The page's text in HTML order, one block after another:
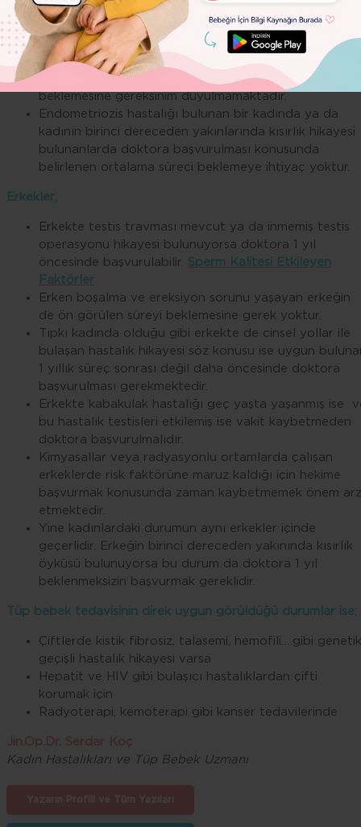
Söz konusu kadına cinsel yolla bir hastalık bulaşmış
de kısırlık sorunu açısından doktora başvurması için 1
sene kadar beklemesine lüzum yoktur.
Kadın istenmeyen gebeliklerden korunmak için daha
önceden spiral kullanmış ise de öngörülen süreci
beklemesine gereksinim duyulmamaktadır.
Endometriozis hastalığı bulunan bir kadında ya da
kadının birinci dereceden yakınlarında kısırlık hikayesi
bulunanlarda doktora başvurulması konusunda
belirlenen ortalama süreci beklemeye ihtiyaç yoktur.
Erkekler;
Erkekte testis travması mevcut ya da inmemiş testis
operasyonu hikayesi bulunuyorsa doktora 1 yıl
öncesinde başvurulabilir. Sperm Kalitesi Etkileyen
Faktörler
Erken boşalma ve ereksiyon sorunu yaşayan erkeğin
de ön görülen süreyi beklemesine gerek yoktur.
Tıpkı kadında olduğu gibi erkekte de cinsel yollar ile
bulaşan hastalık hikayesi söz konusu ise uygun
1 yıllık süreç sonrası değil daha öncesinde doktora
başvurulması gerekmektedir.
Erkekte kabakulak hastalığı geç yaşta yaşanmış ise
bu hastalık testisleri etkilemiş ise vakit kaybetmeden
doktora başvurulmalıdır.
Kimyasallar veya radyasyonlu ortamlarda çalışan
erkeklerde risk faktörüne maruz kaldığı için hekime
başvurmak konusunda zaman kaybetmemek önem arz
etmektedir.
Yine kadınlardaki durumun aynı erkekler içinde
geçerlidir. Erkeğin birinci dereceden yakınında kısırlık
öyküsü bulunuyorsa bu durum da doktora 1 yıl
beklenmeksizin başvurmak gereklidir.
Tüp bebek tedavisinin direk uygun görüldüğü durumlar ise;
Çiftlerde kistik fibrosiz, talasemi, hemofili….gibi genetik
geçişli hastalık hikayesi varsa
Hepatit ve HIV gibi bulaşıcı hastalıklardan çifti
korumak için
Radyoterapi, kemoterapi gibi kanser tedavilerinde
Kadın Hastalıkları ve Tüp Bebek Uzmanı